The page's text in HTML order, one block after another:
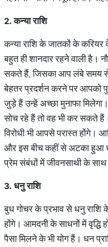
2.कन्याराशि
कन्या राशि के जातकों के
बहुत ही शानदार रहने वाली
सकते हैं, जिसका आप लंबे समय से
बेहतर प्रदर्शन करने पर आपको
जुड़े हैं उन्हें अच्छा मुनाफा
सोच रहे हैं तो वह भी कर सकते हैं।
विरोधी भी आपसे परास्त होंगे।
और इस बीच कहीं से अटका हुआ
प्रेम संबंधों में जीवनसाथी के साथ
3. धनुराशि
बुध गोचर के प्रभाव से धनु
होंगे। आमदनी के साधनों में वृद्धि
पैसा मिलने के भी योग हैं। धन